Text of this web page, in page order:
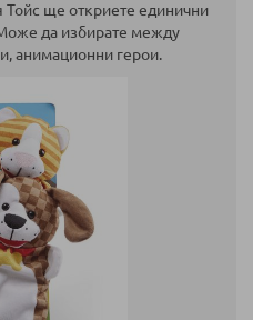
ще откриете единични
да избирате между
анимационни герои.